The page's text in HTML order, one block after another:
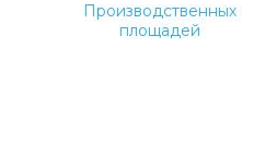
Производственных
площадей